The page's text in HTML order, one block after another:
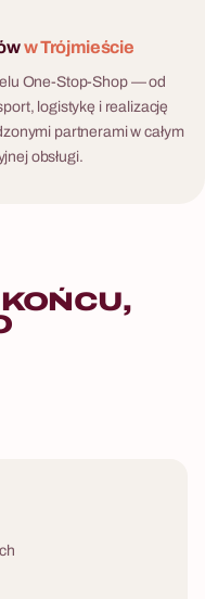
w Trójmieście
One-Stop-Shop — od
logistykę i realizację
partnerami w całym
obsługi.